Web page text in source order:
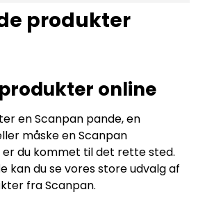
produkter
online
en Scanpan pande, en
måske en Scanpan
er du kommet til det rette sted.
kan du se vores store udvalg af
fra Scanpan.